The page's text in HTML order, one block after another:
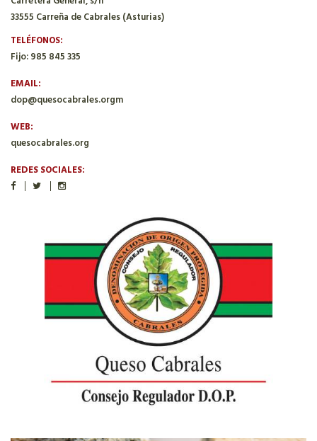
33555 Carreña de Cabrales (Asturias)
TELÉFONOS:
Fijo: 985 845 335
EMAIL:
dop@quesocabrales.orgm
WEB:
quesocabrales.org
REDES SOCIALES: